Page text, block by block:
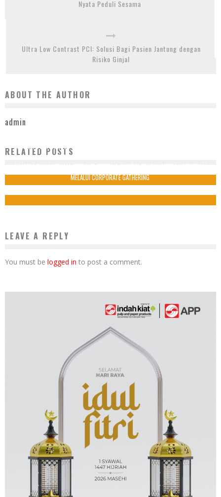
Nyata Peduli Sesama
Ultra Low Contrast PCI: Solusi Bagi Pasien Jantung dengan
Risiko Ginjal
ABOUT THE AUTHOR
admin
RELATED POSTS
RAMADA BY WYNDHAM SERPONG HADIRKAN “ALOHA 2026”: RAYAKAN NATAL DAN
TAHUN BARU DENGAN NUANSA TROPIS DI BSD
MELALUI CORPORATE GATHERING
LEAVE A REPLY
You must be logged in to post a comment.